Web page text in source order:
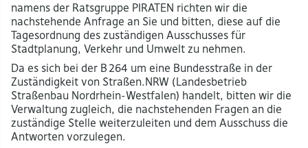
namens der Ratsgruppe PIRATEN richten wir die
nachstehende Anfrage an Sie und bitten, diese auf die
Tagesordnung des zuständigen Ausschusses für
Stadtplanung, Verkehr und Umwelt zu nehmen.
Da es sich bei der B 264 um eine Bundesstraße in der
Zuständigkeit von Straßen.NRW (Landesbetrieb
Straßenbau Nordrhein-Westfalen) handelt, bitten wir die
Verwaltung zugleich, die nachstehenden Fragen an die
zuständige Stelle weiterzuleiten und dem Ausschuss die
Antworten vorzulegen.